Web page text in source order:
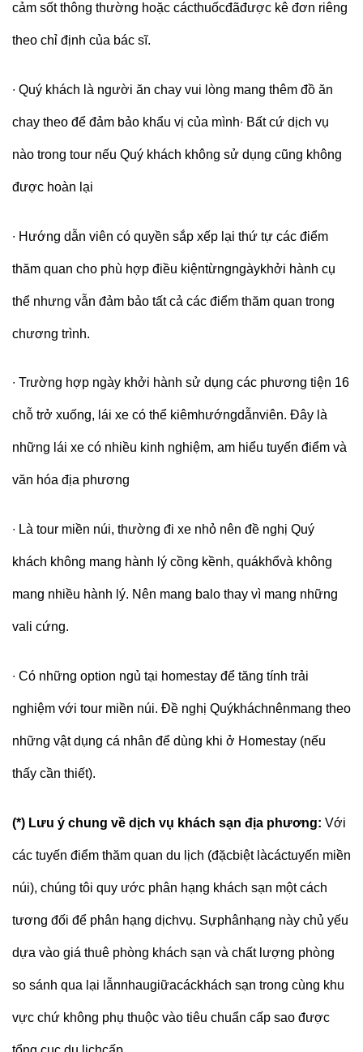
cảm sốt thông thường hoặc cácthuốcđãđược kê đơn riêng
theo chỉ định của bác sĩ.
∙ Quý khách là người ăn chay vui lòng mang thêm đồ ăn
chay theo để đảm bảo khẩu vị của mình∙ Bất cứ dịch vụ
nào trong tour nếu Quý khách không sử dụng cũng không
được hoàn lại
∙ Hướng dẫn viên có quyền sắp xếp lại thứ tự các điểm
thăm quan cho phù hợp điều kiệntừngngàykhởi hành cụ
thể nhưng vẫn đảm bảo tất cả các điểm thăm quan trong
chương trình.
∙ Trường hợp ngày khởi hành sử dụng các phương tiện 16
chỗ trở xuống, lái xe có thể kiêmhướngdẫnviên. Đây là
những lái xe có nhiều kinh nghiệm, am hiểu tuyến điểm và
văn hóa địa phương
∙ Là tour miền núi, thường đi xe nhỏ nên đề nghị Quý
khách không mang hành lý cồng kềnh, quákhổvà không
mang nhiều hành lý. Nên mang balo thay vì mang những
vali cứng.
∙ Có những option ngủ tại homestay để tăng tính trải
nghiệm với tour miền núi. Đề nghị Quýkháchnênmang theo
những vật dụng cá nhân để dùng khi ở Homestay (nếu
thấy cần thiết).
(*) Lưu ý chung về dịch vụ khách sạn địa phương: Với
các tuyến điểm thăm quan du lịch (đặcbiệt làcáctuyến miền
núi), chúng tôi quy ước phân hạng khách sạn một cách
tương đối để phân hạng dịchvụ. Sựphânhạng này chủ yếu
dựa vào giá thuê phòng khách sạn và chất lượng phòng
so sánh qua lại lẫnnhaugiữacáckhách sạn trong cùng khu
vực chứ không phụ thuộc vào tiêu chuẩn cấp sao được